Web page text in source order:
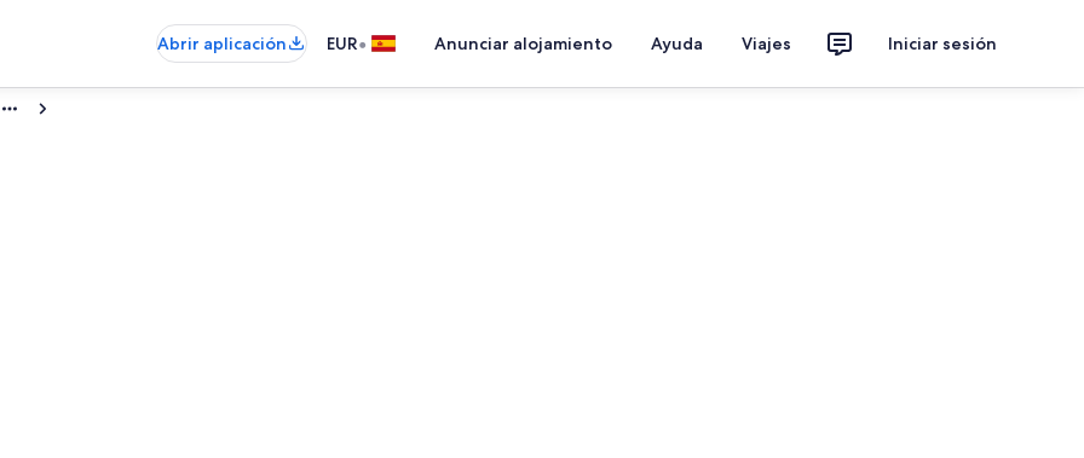
Abrir aplicación EUR• Anunciar alojamiento Ayuda Viajes Iniciar sesión